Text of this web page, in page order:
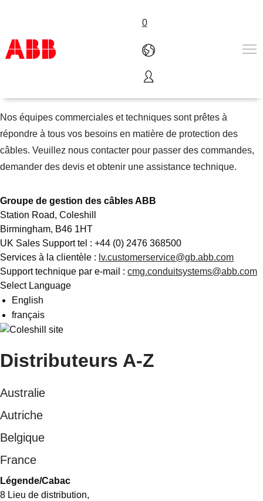
0
Produits & Services
Industries
Services
A propos
Où acheter
Contactez-nous
Nos équipes commerciales et techniques sont prêtes à
répondre à tous vos besoins en matière de protection des
câbles. Veuillez nous contacter pour passer des commandes,
demander des devis et obtenir une assistance technique.
Groupe de gestion des câbles ABB
Station Road, Coleshill
Birmingham, B46 1HT
UK Sales Support tel : +44 (0) 2476 368500
Services à la clientèle : lv.customerservice@gb.abb.com
Support technique par e-mail : cmg.conduitsystems@abb.com
Select Language
English
français
Distributeurs A-Z
Australie
Autriche
Belgique
France
Légende/Cabac
8 Lieu de distribution,